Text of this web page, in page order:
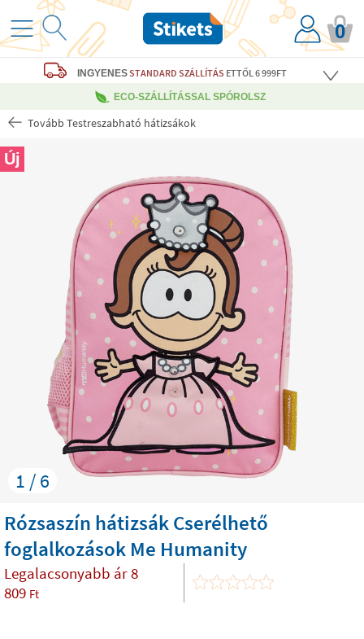
0
INGYENESSTANDARD SZÁLLÍTÁS ETTŐL 6 999FT
ECO-SZÁLLÍTÁSSAL SPÓROLSZ
Tovább Testreszabható hátizsákok
1 / 6
Új
Rózsaszín hátizsák Cserélhető
foglalkozások Me Humanity
Legalacsonyabb ár8
809 Ft